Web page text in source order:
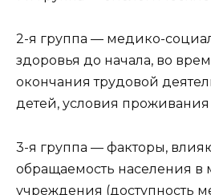
2-я группа — медико-
здоровья до начала, во
окончания трудовой
детей, условия проживания
3-я группа — факторы,
обращаемость населения
учреждения (доступность